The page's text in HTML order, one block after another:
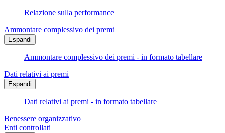
Relazione sulla performance
Ammontare complessivo dei premi
Espandi
Ammontare complessivo dei premi - in formato tabellare
Dati relativi ai premi
Espandi
Dati relativi ai premi - in formato tabellare
Benessere organizzativo
Enti controllati